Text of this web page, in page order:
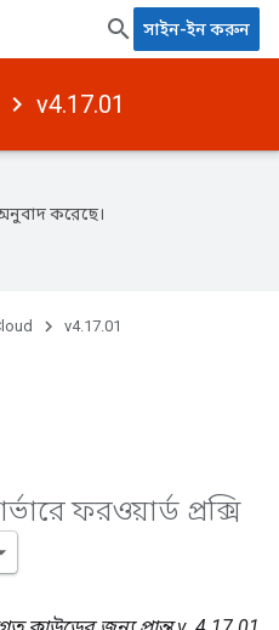
সাইন-ইন করুন
v4.17.01
করেছে।
v4.17.01
ফরওয়ার্ড প্রক্সি